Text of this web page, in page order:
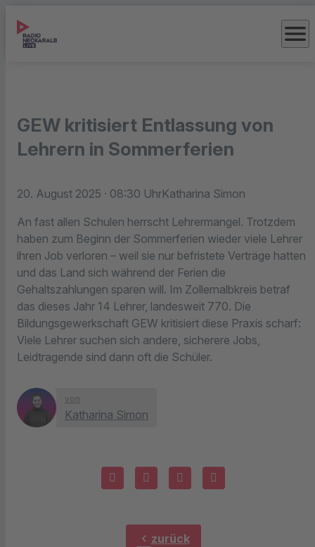
menu
GEW kritisiert Entlassung von
Lehrern in Sommerferien
20. August 2025 · 08:30 UhrKatharina Simon
An fast allen Schulen herrscht Lehrermangel. Trotzdem
haben zum Beginn der Sommerferien wieder viele Lehrer
ihren Job verloren – weil sie nur befristete Verträge hatten
und das Land sich während der Ferien die
Gehaltszahlungen sparen will. Im Zollernalbkreis betraf
das dieses Jahr 14 Lehrer, landesweit 770. Die
Bildungsgewerkschaft GEW kritisiert diese Praxis scharf:
Viele Lehrer suchen sich andere, sicherere Jobs,
Leidtragende sind dann oft die Schüler.
von
Katharina Simon
chevron_left zurück